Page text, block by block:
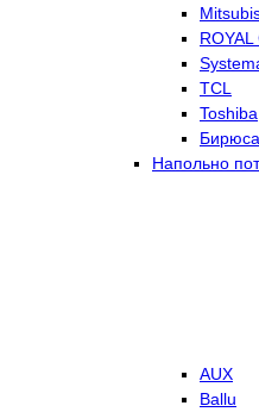
ROYAL
TCL
Toshiba
Бирюса
Напольно
AUX
Ballu